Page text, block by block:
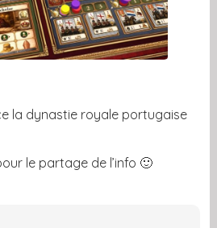
la dynastie royale portugaise
le partage de l’info 🙂